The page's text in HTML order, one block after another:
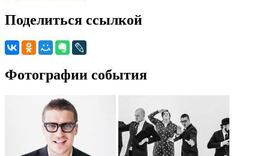
Поделиться ссылкой
Фотографии события